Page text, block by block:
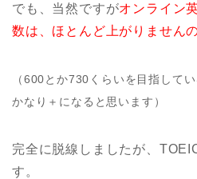
でも、当然ですがオンライン
数は、ほとんど上がりません
（600とか730くらいを目指して
かなり＋になると思います）
完全に脱線しましたが、
す。